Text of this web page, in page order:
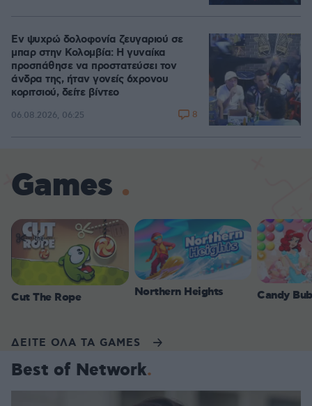
Εν ψυχρώ δολοφονία ζευγαριού σε
μπαρ στην Κολομβία: Η γυναίκα
προσπάθησε να προστατεύσει τον
άνδρα της, ήταν γονείς 6χρονου
κοριτσιού, δείτε βίντεο
06.08.2026, 06:25 8
Games
Cut The Rope Northern Heights Candy
ΔΕΙΤΕ ΟΛΑ ΤΑ GAMES
Best of Network